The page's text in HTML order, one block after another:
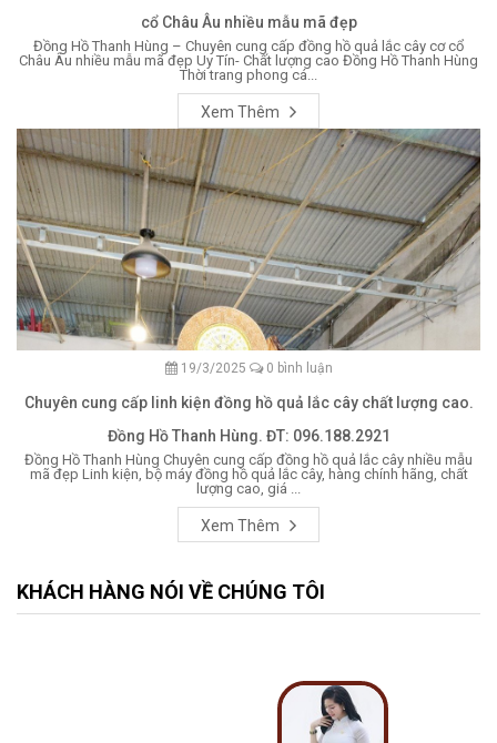
cổ Châu Âu nhiều mẫu mã đẹp
Đồng Hồ Thanh Hùng – Chuyên cung cấp đồng hồ quả lắc cây cơ cổ
Châu Âu nhiều mẫu mã đẹp Uy Tín- Chất lượng cao Đồng Hồ Thanh Hùng
Thời trang phong cá...
Xem Thêm
19/3/2025 0 bình luận
Chuyên cung cấp linh kiện đồng hồ quả lắc cây chất lượng cao.
Đồng Hồ Thanh Hùng. ĐT: 096.188.2921
Đồng Hồ Thanh Hùng Chuyên cung cấp đồng hồ quả lắc cây nhiều mẫu
mã đẹp Linh kiện, bộ máy đồng hồ quả lắc cây, hàng chính hãng, chất
lượng cao, giá ...
Xem Thêm
KHÁCH HÀNG NÓI VỀ CHÚNG TÔI